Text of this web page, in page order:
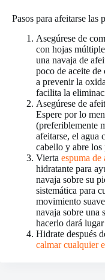
Pasos para afeitarse las
Asegúrese de
con hojas
una navaja de
poco de aceite
a prevenir la
facilita la
Asegúrese de
Espere por lo
(preferiblemente
afeitarse, el agua
cabello y abre los
Vierta espuma de
hidratante para
navaja sobre su
sistemática para
movimiento
navaja sobre una
hacerlo dará lugar
Hidrate después
calmar cualquier